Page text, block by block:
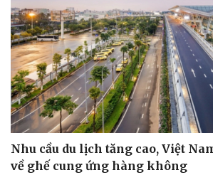
Nhu cầu du lịch tăng cao, Việt
về ghế cung ứng hàng không